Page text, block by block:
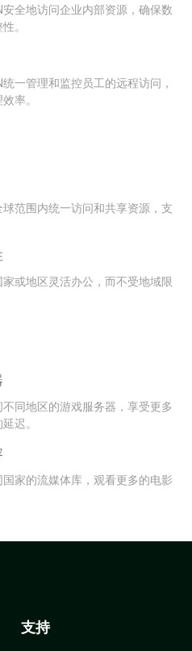
全地访问企业内部资源，确保数
。
一管理和监控员工的远程访问，
率。
范围内统一访问和共享资源，支
或地区灵活办公，而不受地域限
同地区的游戏服务器，享受更多
迟。
家的流媒体库，观看更多的电影
支持